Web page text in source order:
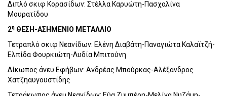
Διπλό σκιφ Κορασίδων: Στέλλα Καρυώτη-Πασχαλίνα
Μουρατίδου
2η ΘΕΣΗ-ΑΣΗΜΕΝΙΟ ΜΕΤΑΛΛΙΟ
Τετραπλό σκιφ Νεανίδων: Ελένη Διαβάτη-Παναγιώτα Καλαϊτζή-
Ελπίδα Φουρκιώτη-Λυδία Μπιτούνη
Δίκωπος άνευ Εφήβων: Ανδρέας Μπούρκας-Αλέξανδρος
Χατζηαυγουστίδης